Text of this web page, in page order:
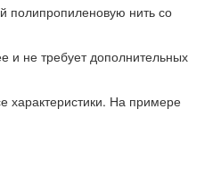
полипропиленовую нить со
и не требует дополнительных
характеристики. На примере